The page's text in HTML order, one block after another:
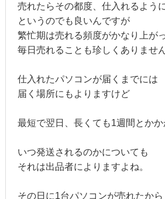
売れたらその都度、仕入れるよう
というのでも良いんですが
繁忙期は売れる頻度がかなり上が
毎日売れることも珍しくありません
仕入れたパソコンが届くまでには
届く場所にもよりますけど
最短で翌日、長くても1週間とかか
いつ発送されるのかについても
それは出品者によりますよね。
その日に1台パソコンが売れたから